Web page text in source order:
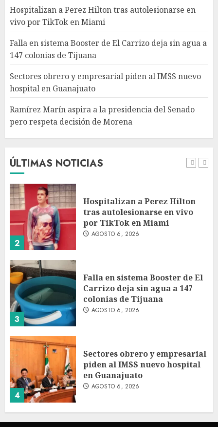
Hospitalizan a Perez Hilton tras autolesionarse en
vivo por TikTok en Miami
Falla en sistema Booster de El Carrizo deja sin agua a
147 colonias de Tijuana
Sectores obrero y empresarial piden al IMSS nuevo
hospital en Guanajuato
Ramírez Marín aspira a la presidencia del Senado
pero respeta decisión de Morena
ÚLTIMAS NOTICIAS
4
AGOSTO 6, 2026
5
Ramírez Marín aspira a la
presidencia del Senado pero
respeta decisión de Morena
AGOSTO 6, 2026
1
Detienen a persona por
intentar cobrar cheque falso
AGOSTO 6, 2026
2
Hospitalizan a Perez Hilton
tras autolesionarse en vivo
por TikTok en Miami
AGOSTO 6, 2026
3
Falla en sistema Booster de El
Carrizo deja sin agua a 147
colonias de Tijuana
AGOSTO 6, 2026
4
Sectores obrero y empresarial
piden al IMSS nuevo hospital
en Guanajuato
AGOSTO 6, 2026